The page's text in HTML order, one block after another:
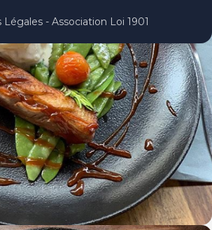
- Association Loi 1901